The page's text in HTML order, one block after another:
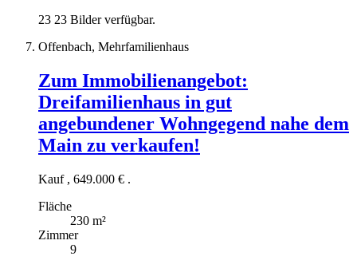
23 23 Bilder verfügbar.
Offenbach, Mehrfamilienhaus
Zum Immobilienangebot:
Dreifamilienhaus in gut
angebundener Wohngegend nahe dem
Main zu verkaufen!
Kauf , 649.000 € .
Fläche
230 m²
Zimmer
9